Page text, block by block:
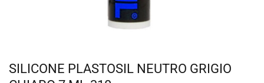
SILICONE PLASTOSIL NEUTRO GRIGIO